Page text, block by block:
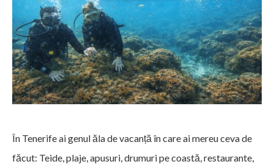
În Tenerife ai genul ăla de vacanță în care ai mereu ceva de
făcut: Teide, plaje, apusuri, drumuri pe coastă, restaurante,